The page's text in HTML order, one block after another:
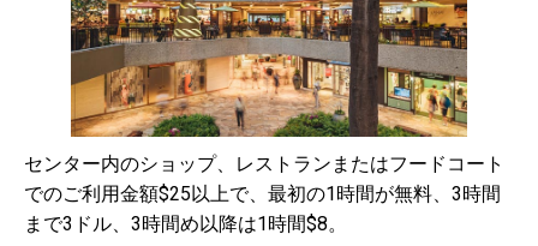
センター内のショップ、レストランまたはフードコート
でのご利用金額$25以上で、最初の1時間が無料、3時間
まで3ドル、3時間め以降は1時間$8。